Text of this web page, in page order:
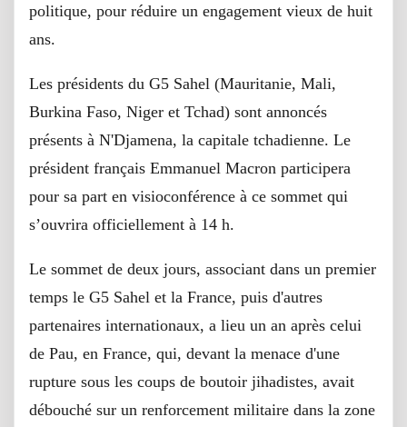
politique, pour réduire un engagement vieux de huit
ans.
Les présidents du G5 Sahel (Mauritanie, Mali,
Burkina Faso, Niger et Tchad) sont annoncés
présents à N'Djamena, la capitale tchadienne. Le
président français Emmanuel Macron participera
pour sa part en visioconférence à ce sommet qui
s’ouvrira officiellement à 14 h.
Le sommet de deux jours, associant dans un premier
temps le G5 Sahel et la France, puis d'autres
partenaires internationaux, a lieu un an après celui
de Pau, en France, qui, devant la menace d'une
rupture sous les coups de boutoir jihadistes, avait
débouché sur un renforcement militaire dans la zone